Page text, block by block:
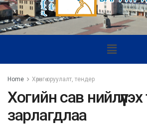
Home Хөрөнгө оруулалт, тендер
Хогийн сав
зарлагдлаа